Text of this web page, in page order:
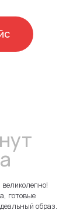
взгляда
в beauty -
творческий